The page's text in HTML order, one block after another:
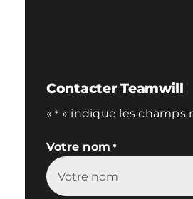
Contacter Teamwill
«* » indique les champs
Votre nom *